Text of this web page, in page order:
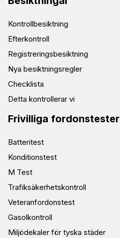
Kontrollbesiktning
Efterkontroll
Registreringsbesiktning
Nya besiktningsregler
Checklista
Detta kontrollerar vi
Frivilliga fordonstester
Batteritest
Konditionstest
M Test
Trafiksäkerhetskontroll
Veteranfordonstest
Gasolkontroll
Miljödekaler för tyska städer